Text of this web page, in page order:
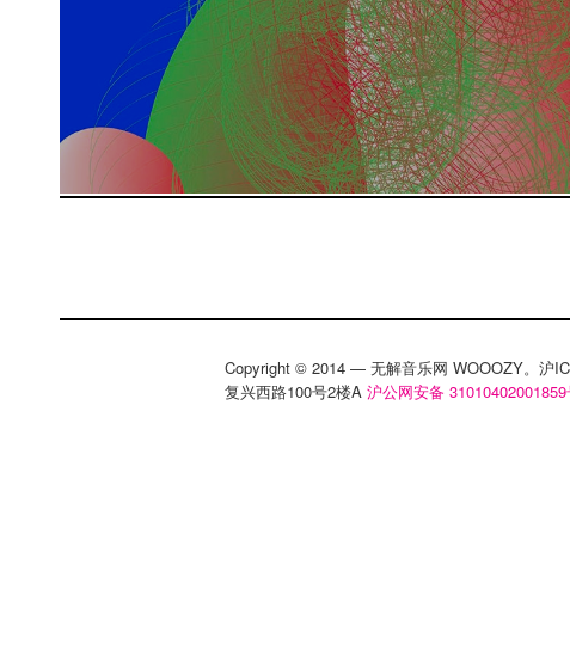
Copyright © 2014 — 无解音乐网 WOOOZY。沪
复兴西路100号2楼A 沪公网安备